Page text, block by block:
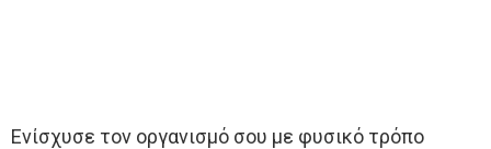
Ενίσχυσε τον οργανισμό σου με φυσικό τρόπο